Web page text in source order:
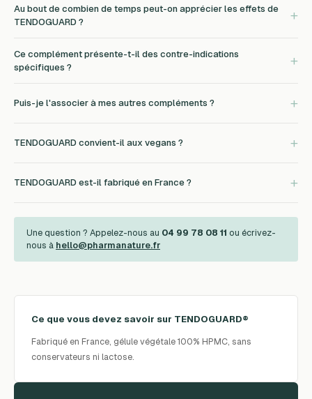
Au bout de combien de temps peut-on apprécier les effets de
TENDOGUARD ?
+
Ce complément présente-t-il des contre-indications
spécifiques ?
+
Puis-je l'associer à mes autres compléments ? +
TENDOGUARD convient-il aux vegans ? +
TENDOGUARD est-il fabriqué en France ? +
Une question ? Appelez-nous au 04 99 78 08 11 ou écrivez-
nous à hello@pharmanature.fr
Ce que vous devez savoir sur TENDOGUARD®
Fabriqué en France, gélule végétale 100% HPMC, sans
conservateurs ni lactose.